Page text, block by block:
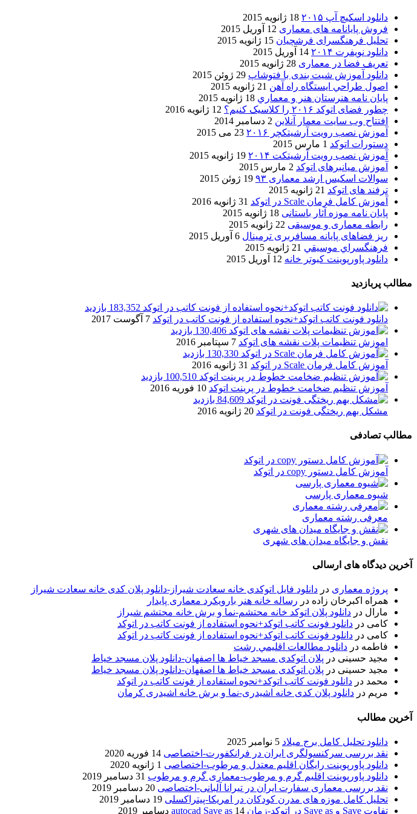
دانلود اسکیچ آپ ۲۰۱۵
18 ژانویه 2015
فروش پایانامه های معماری 12 آوریل 2015
تحلیل فرهنگسرای فرشچیان 15 ژانویه 2015
دانلود نویفرت ۲۰۱۴
14 آوریل 2015
تعریف فضا در معماری 28 ژانویه 2015
دانلود آموزش شیت بندی با فتوشاپ 29 ژوئن 2015
اصول طراحي ایستگاه راه آهن 21 ژانویه 2015
پایان نامه هنرستان هنر و معماري 18 ژانویه 2015
چطور فضای اتوکد ۲۰۱۶ را کلاسیک کنیم؟
12 ژانویه 2016
افتتاح وب سایت معمار آنلاین 2 دسامبر 2014
آموزش نصب رویت آرشیتکچر ۲۰۱۶
23 می 2015
دستورات اتوکد 1 مارس 2015
آموزش نصب رویت آرشیتکت ۲۰۱۴
19 ژانویه 2015
آموزش میانبرهای اتوکد 2 مارس 2015
سوالات اسکیس ارشد معماری ۹۳
19 ژوئن 2015
ترفند های اتوکد 21 ژانویه 2015
آموزش کامل فرمان Scale در اتوکد
31 ژانویه 2016
پایان نامه موزه آثار باستانی 18 ژانویه 2015
رابطه معماری و موسیقی 22 ژانویه 2015
ریز فضاهای پایانه مسافربری ترمینال 6 آوریل 2015
فرهنگسراي موسيقي 21 ژانویه 2015
دانلود پاورپوینت کبوتر خانه 12 آوریل 2015
مطالب پربازدید
183,352 بازدید
دانلود فونت کاتب اتوکد+نحوه استفاده از فونت کاتب در اتوکد 7 آگوست 2017
130,406 بازدید
اموزش تنظیمات پلات نقشه های اتوکد 7 سپتامبر 2016
130,330 بازدید
آموزش کامل فرمان Scale در اتوکد
31 ژانویه 2016
100,510 بازدید
آموزش تنظیم ضخامت خطوط در پرینت اتوکد 10 فوریه 2016
84,609 بازدید
مشکل بهم ریختگی فونت در اتوکد 20 ژانویه 2016
مطالب تصادفی
آموزش کامل دستور copy در اتوکد
شیوه معماری پارسی
معرفی رشته معماری
نقش و جایگاه میدان های شهری
آخرین دیدگاه های ارسالی
پروژه معماری در دانلود فایل اتوکدی خانه سعادت شیراز-دانلود پلان کدی خانه سعادت شیراز
همراه اکبرخان زاده در رساله خانه هنر بارویکرد معماری پایدار
مارال در دانلود پلان اتوکد خانه محتشم-نما و برش خانه محتشم شیراز
کامی در دانلود فونت کاتب اتوکد+نحوه استفاده از فونت کاتب در اتوکد
کامی در دانلود فونت کاتب اتوکد+نحوه استفاده از فونت کاتب در اتوکد
فاطمه در دانلود مطالعات اقليمي رشت
مجید حسینی در پلان اتوکدی مسجد خیاط ها اصفهان-دانلود پلان مسجد خیاط
مجید حسینی در پلان اتوکدی مسجد خیاط ها اصفهان-دانلود پلان مسجد خیاط
محمد در دانلود فونت کاتب اتوکد+نحوه استفاده از فونت کاتب در اتوکد
مریم در دانلود پلان کدی خانه اشیدری-نما و برش خانه اشیدری کرمان
آخرین مطالب
دانلود تحلیل کامل برج میلاد 5 نوامبر 2025
نقد بررسی سرکنسولگری ایران در فرانکفورت-اختصاصی 14 فوریه 2020
دانلود پاورپوینت رایگان اقلیم معتدل و مرطوب-اختصاصی 1 ژانویه 2020
دانلود پاورپوینت اقلیم گرم و مرطوب-معماری گرم و مرطوب 31 دسامبر 2019
نقد بررسی معماری سفارت ایران در تیرانا آلبانی-اختصاصی 20 دسامبر 2019
تحلیل کامل موزه های مدرن کودکان در امریکا-پیتراکسلی 19 دسامبر 2019
تفاوت Save و Save as در اتوکد-زمان autocad Save as
14 دسامبر 2019